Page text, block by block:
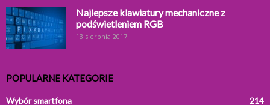
Najlepsze klawiatury mechaniczne z
podświetleniem RGB
13 sierpnia 2017
POPULARNE KATEGORIE
Wybór smartfona 214